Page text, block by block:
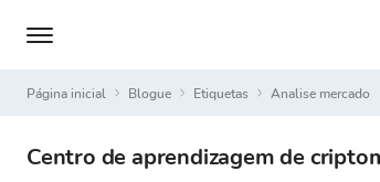
Página inicial Blogue Etiquetas analise mercado
Centro de aprendizagem de